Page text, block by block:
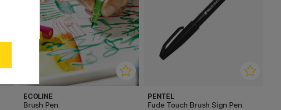
ECOLINE
Brush Pen
PENTEL
Fude Touch Brush Sign Pen